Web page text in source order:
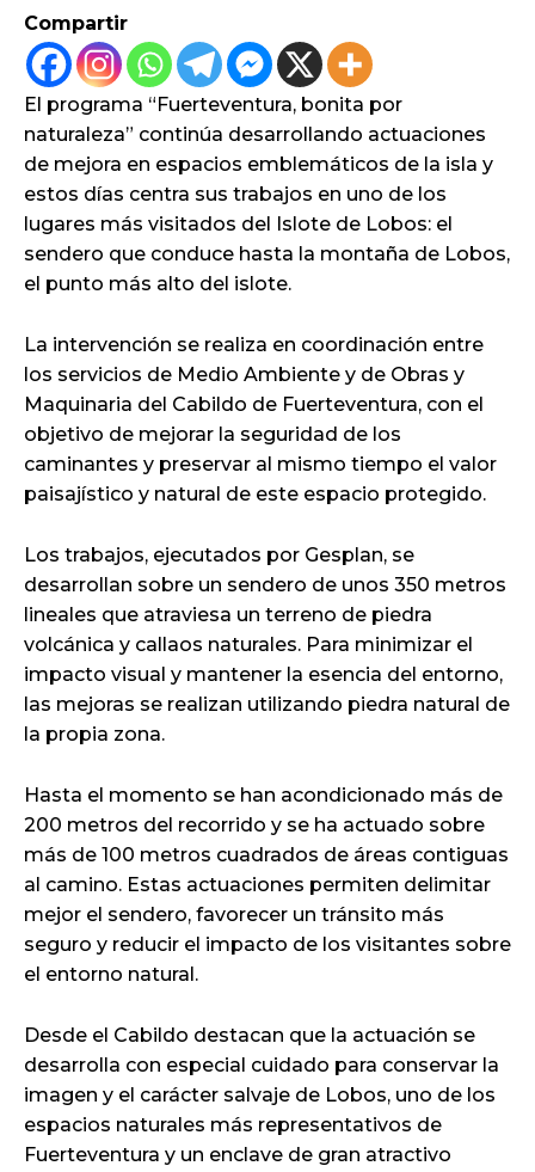
Compartir
El programa “Fuerteventura, bonita por
naturaleza” continúa desarrollando actuaciones
de mejora en espacios emblemáticos de la isla y
estos días centra sus trabajos en uno de los
lugares más visitados del Islote de Lobos: el
sendero que conduce hasta la montaña de Lobos,
el punto más alto del islote.
La intervención se realiza en coordinación entre
los servicios de Medio Ambiente y de Obras y
Maquinaria del Cabildo de Fuerteventura, con el
objetivo de mejorar la seguridad de los
caminantes y preservar al mismo tiempo el valor
paisajístico y natural de este espacio protegido.
Los trabajos, ejecutados por Gesplan, se
desarrollan sobre un sendero de unos 350 metros
lineales que atraviesa un terreno de piedra
volcánica y callaos naturales. Para minimizar el
impacto visual y mantener la esencia del entorno,
las mejoras se realizan utilizando piedra natural de
la propia zona.
Hasta el momento se han acondicionado más de
200 metros del recorrido y se ha actuado sobre
más de 100 metros cuadrados de áreas contiguas
al camino. Estas actuaciones permiten delimitar
mejor el sendero, favorecer un tránsito más
seguro y reducir el impacto de los visitantes sobre
el entorno natural.
Desde el Cabildo destacan que la actuación se
desarrolla con especial cuidado para conservar la
imagen y el carácter salvaje de Lobos, uno de los
espacios naturales más representativos de
Fuerteventura y un enclave de gran atractivo